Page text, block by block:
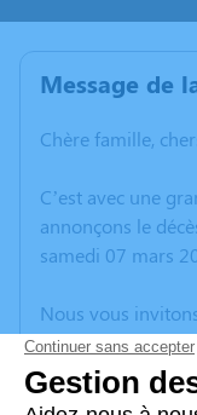
Message de
Chère famille,
C’est avec une
annonçons le
samedi 07 mars
Nous vous
vos
anecdote ou
poèmes ou des